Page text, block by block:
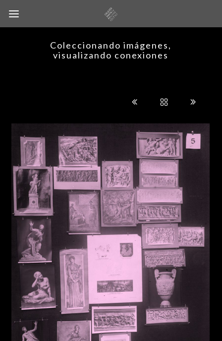
Coleccionando imágenes,
visualizando conexiones